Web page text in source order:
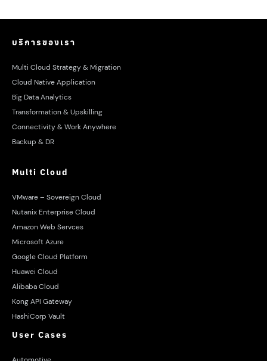
บริการของเรา
Multi Cloud Strategy & Migration
Cloud Native Application
Big Data Analytics
Transformation & Upskilling
Connectivity & Work Anywhere
Backup & DR
Multi Cloud
VMware – Sovereign Cloud
Nutanix Enterprise Cloud
Amazon Web Servces
Microsoft Azure
Google Cloud Platform
Huawei Cloud
Alibaba Cloud
Kong API Gateway
HashiCorp Vault
User Cases